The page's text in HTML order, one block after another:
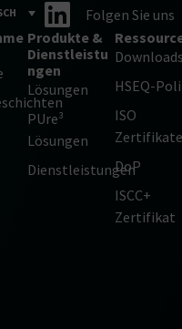
Folgen Sie uns
Produkte &
Dienstleistu
ngen
Lösungen
PUre³
Lösungen
Dienstleistungen
Downloads
HSEQ-
ISO
Zertifikate
DoP
ISCC+
Zertifikat